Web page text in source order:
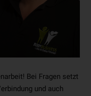
Bei Fragen setzt
und auch